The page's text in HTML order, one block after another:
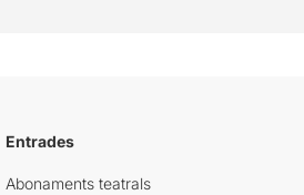
Entrades
Abonaments teatrals